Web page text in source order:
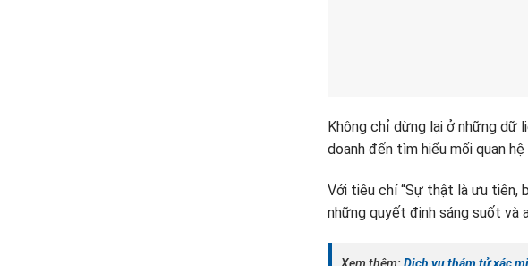
Không chỉ dừng lại ở những dữ
doanh đến tìm hiểu mối quan
Với tiêu chí “Sự thật là ưu tiên,
những quyết định sáng suốt và
Xem thêm: Dịch vụ thám tử xác